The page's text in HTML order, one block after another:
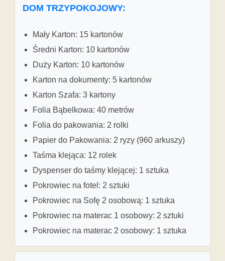
DOM TRZYPOKOJOWY:
Mały Karton: 15 kartonów
Średni Karton: 10 kartonów
Duży Karton: 10 kartonów
Karton na dokumenty: 5 kartonów
Karton Szafa: 3 kartony
Folia Bąbelkowa: 40 metrów
Folia do pakowania: 2 rolki
Papier do Pakowania: 2 ryzy (960 arkuszy)
Taśma klejąca: 12 rolek
Dyspenser do taśmy klejącej: 1 sztuka
Pokrowiec na fotel: 2 sztuki
Pokrowiec na Sofę 2 osobową: 1 sztuka
Pokrowiec na materac 1 osobowy: 2 sztuki
Pokrowiec na materac 2 osobowy: 1 sztuka